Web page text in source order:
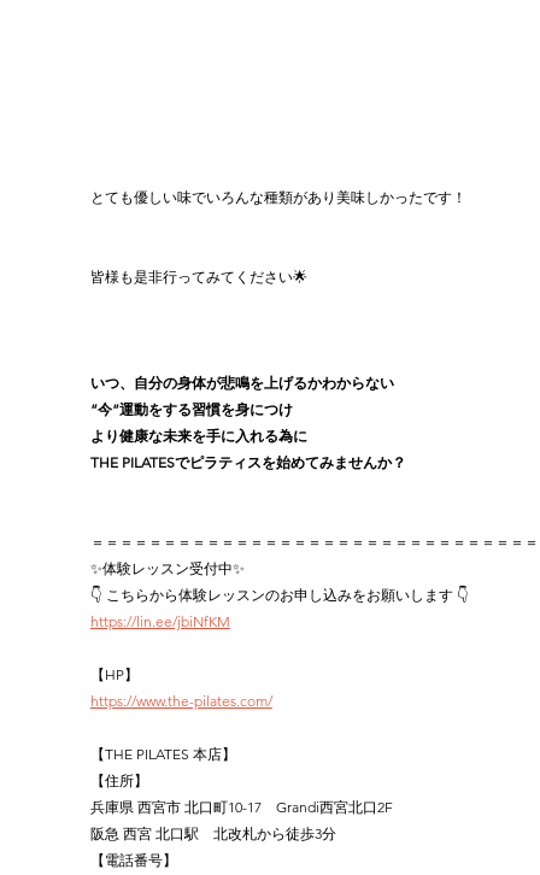
とても優しい味でいろんな種類があり美味しかったです！
皆様も是非行ってみてください🌟
いつ、自分の身体が悲鳴を上げるかわからない
”今”運動をする習慣を身につけ
より健康な未来を手に入れる為に
THE PILATESでピラティスを始めてみませんか？
＝＝＝＝＝＝＝＝＝＝＝＝＝＝＝＝＝＝＝＝＝＝＝＝＝＝＝＝＝＝
✨体験レッスン受付中✨
👇 こちらから体験レッスンのお申し込みをお願いします 👇
https://lin.ee/jbiNfKM
【HP】
https://www.the-pilates.com/
【THE PILATES 本店】
【住所】
兵庫県 西宮市 北口町10-17　Grandi西宮北口2F
阪急 西宮 北口駅　北改札から徒歩3分
【電話番号】